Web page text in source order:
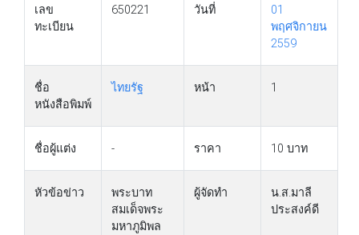
เลข
ทะเบียน
650221 วันที่
01
พฤศจิกายน
2559
ชื่อ
หนังสือพิมพ์
ไทยรัฐ หน้า 1
ชื่อผู้แต่ง - ราคา 10 บาท
หัวข้อข่าว
พระบาท
สมเด็จพระ
มหาภูมิพล
ผู้จัดทำ
น.ส.มาลี
ประสงค์ดี